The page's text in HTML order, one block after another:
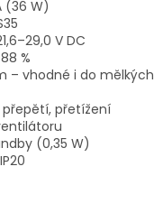
(36 W)
V DC
%
– vhodné i do mělkých
přepětí, přetížení
(0,35 W)